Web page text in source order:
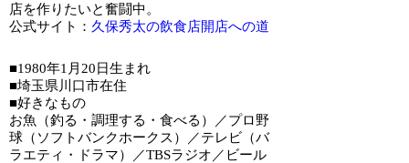
店を作りたいと奮闘中。
公式サイト： 久保秀太の飲食店開店への道
■1980年1月20日生まれ
■埼玉県川口市在住
■好きなもの
お魚（釣る・調理する・食べる）／プロ野
球（ソフトバンクホークス）／テレビ（バ
ラエティ・ドラマ）／TBSラジオ／ビール